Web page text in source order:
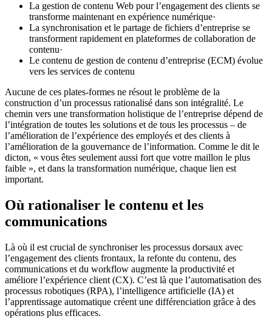
La gestion de contenu Web pour l’engagement des clients se
transforme maintenant en expérience numérique·
La synchronisation et le partage de fichiers d’entreprise se
transforment rapidement en plateformes de collaboration de
contenu·
Le contenu de gestion de contenu d’entreprise (ECM) évolue
vers les services de contenu
Aucune de ces plates-formes ne résout le problème de la
construction d’un processus rationalisé dans son intégralité. Le
chemin vers une transformation holistique de l’entreprise dépend de
l’intégration de toutes les solutions et de tous les processus – de
l’amélioration de l’expérience des employés et des clients à
l’amélioration de la gouvernance de l’information. Comme le dit le
dicton, « vous êtes seulement aussi fort que votre maillon le plus
faible », et dans la transformation numérique, chaque lien est
important.
Où rationaliser le contenu et les
communications
Là où il est crucial de synchroniser les processus dorsaux avec
l’engagement des clients frontaux, la refonte du contenu, des
communications et du workflow augmente la productivité et
améliore l’expérience client (CX). C’est là que l’automatisation des
processus robotiques (RPA), l’intelligence artificielle (IA) et
l’apprentissage automatique créent une différenciation grâce à des
opérations plus efficaces.